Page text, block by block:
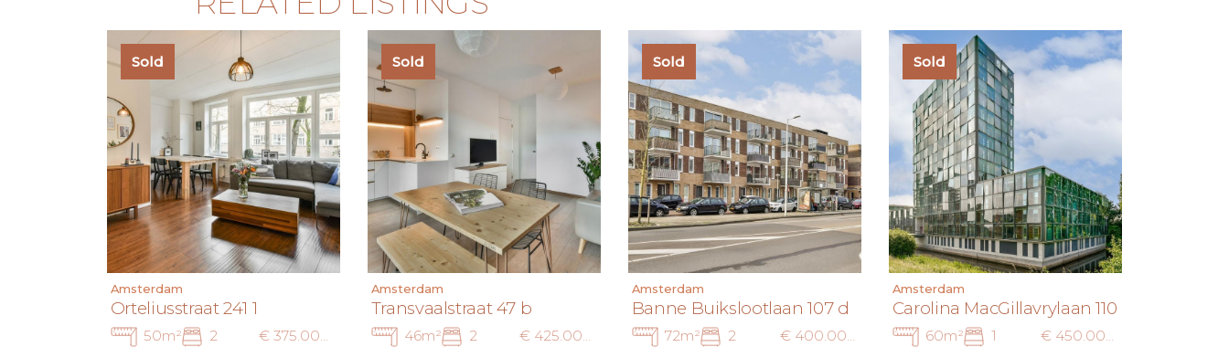
Sold
Amsterdam
Orteliusstraat 241 1
50m² 2 € 375.000 k.k.
Sold
Amsterdam
Transvaalstraat 47 b
46m² 2 € 425.000 k.k.
Sold
Amsterdam
Banne Buikslootlaan 107 d
72m² 2 € 400.000 k.k.
Sold
Amsterdam
Carolina MacGillavrylaan 110
60m² 1 € 450.000 k.k.